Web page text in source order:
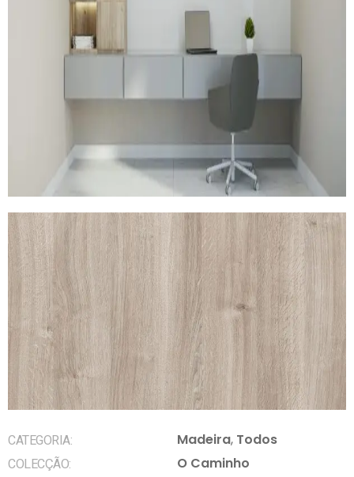
CATEGORIA: Madeira, Todos
COLECÇÃO: O Caminho